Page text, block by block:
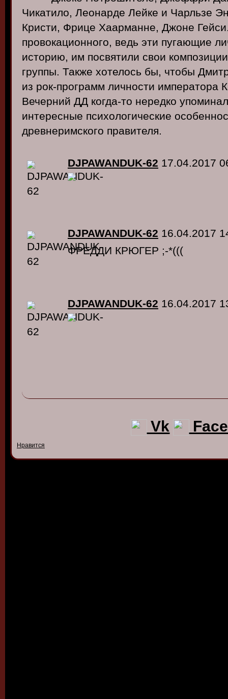
Чикатило, Леонарде Лейке и Чарльзе
Кристи, Фрице Хаарманне, Джоне
провокационного, ведь эти пугающие
историю, им посвятили свои
группы. Также хотелось бы, чтобы
из рок-программ личности императора
Вечерний ДД когда-то нередко
интересные психологические
древнеримского правителя.
DJPAWANDUK-62 17.04.2017
DJPAWANDUK-62 16.04.2017
ФРЕДДИ КРЮГЕР ;-*(((
DJPAWANDUK-62 16.04.2017
Vk
Нравится